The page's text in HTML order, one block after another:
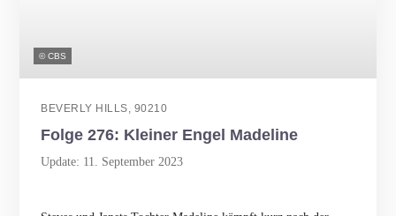
© CBS
BEVERLY HILLS, 90210
Folge 276: Kleiner Engel Madeline
Update: 11. September 2023